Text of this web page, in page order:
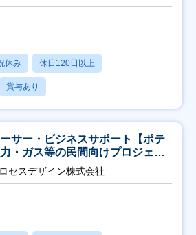
休み 休日120日以上
賞与あり
サー・ビジネスサポート【ポテ
・ガス等の民間向けプロジェク
セスデザイン株式会社